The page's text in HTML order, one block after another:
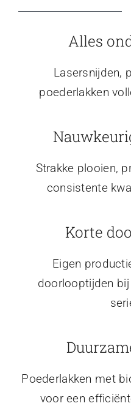
Alles
Lasersnijden,
poederlakken
Strakke plooien,
consistente
Korte
Eigen
doorlooptijden
Poederlakken met
voor een